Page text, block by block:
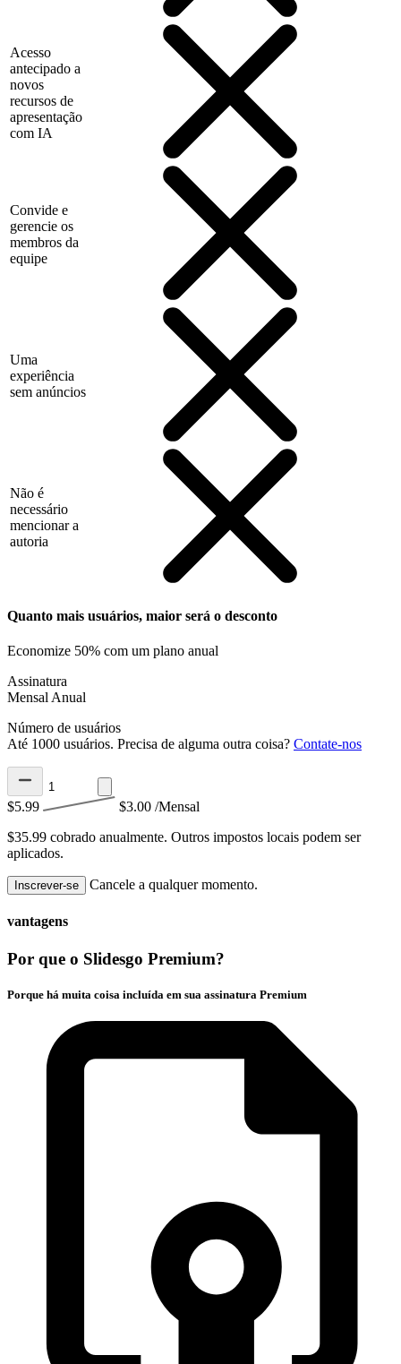
Acesso
antecipado a
novos
recursos de
apresentação
com IA
Convide e
gerencie os
membros da
equipe
Uma
experiência
sem anúncios
Não é
necessário
mencionar a
autoria
Quanto mais usuários, maior será o desconto
Economize 50% com um plano anual
Assinatura
Mensal Anual
Número de usuários
Até 1000 usuários. Precisa de alguma outra coisa? Contate-nos
$5.99 $3.00 /Mensal
$35.99 cobrado anualmente. Outros impostos locais podem ser
aplicados.
Inscrever-se Cancele a qualquer momento.
vantagens
Por que o Slidesgo Premium?
Porque há muita coisa incluída em sua assinatura Premium